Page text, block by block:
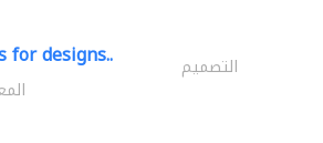
for designs.. التصميم